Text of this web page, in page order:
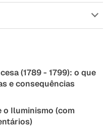
(1789 - 1799): o que
e consequências
o Iluminismo (com